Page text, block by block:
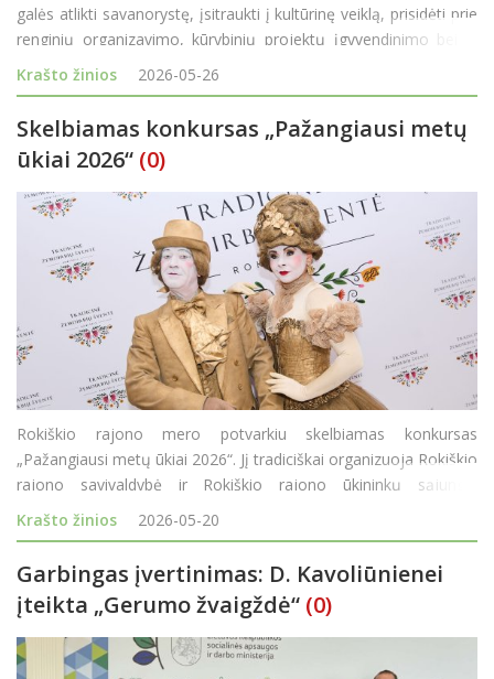
galės atlikti savanorystę, įsitraukti į kultūrinę veiklą, prisidėti prie
renginių organizavimo, kūrybinių projektų įgyvendinimo bei iš
arti pažinti kultūros centro veiklą ir kultūros pasaulio užkulisius.
Jaunim
Krašto žinios 2026-05-26
Skelbiamas konkursas „Pažangiausi metų
ūkiai 2026“ (0)
Rokiškio rajono mero potvarkiu skelbiamas konkursas
„Pažangiausi metų ūkiai 2026“. Jį tradiciškai organizuoja Rokiškio
rajono savivaldybė ir Rokiškio rajono ūkininkų sąjunga.
Konkursas šiais metais vyks 31-ąjį kartą. Kartu patvirtinti
konkurso dalyvių
Krašto žinios 2026-05-20
Garbingas įvertinimas: D. Kavoliūnienei
įteikta „Gerumo žvaigždė“ (0)